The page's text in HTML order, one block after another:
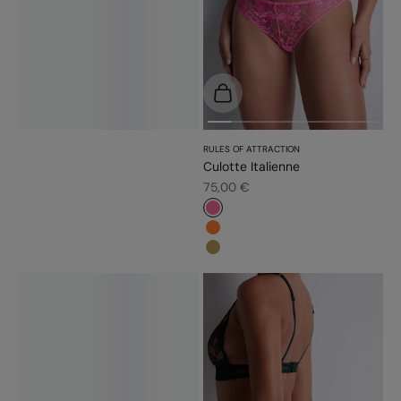
RULES OF ATTRACTION
Culotte Italienne
Prix de vente
75,00 €
Choisir les options
#f5689a
#fd7c31
#bb9b54